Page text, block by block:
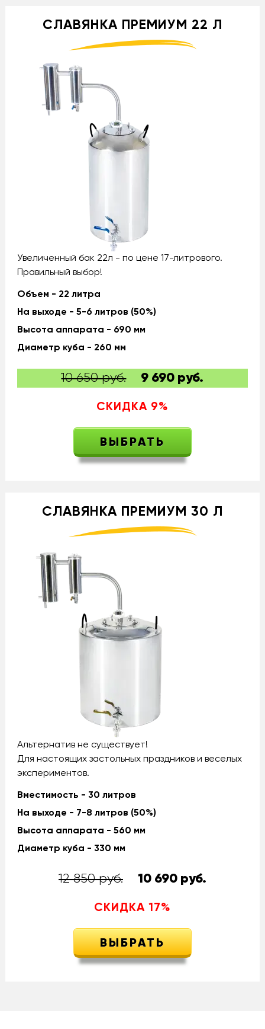
СЛАВЯНКА ПРЕМИУМ 22 Л
Увеличенный бак 22л - по цене 17-литрового.
Правильный выбор!
Объем - 22 литра
На выходе - 5-6 литров (50%)
Высота аппарата - 690 мм
Диаметр куба - 260 мм
10 650 руб. 9 690 руб.
СКИДКА 9%
ВЫБРАТЬ
СЛАВЯНКА ПРЕМИУМ 30 Л
Альтернатив не существует!
Для настоящих застольных праздников и веселых
экспериментов.
Вместимость - 30 литров
На выходе - 7-8 литров (50%)
Высота аппарата - 560 мм
Диаметр куба - 330 мм
12 850 руб. 10 690руб.
СКИДКА 17%
ВЫБРАТЬ